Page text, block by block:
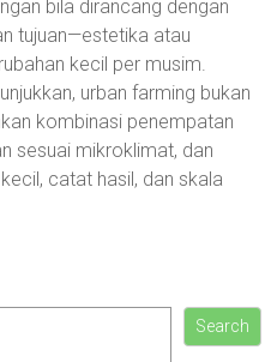
bila dirancang dengan
tujuan—estetika atau
kecil per musim.
urban farming bukan
kombinasi penempatan
sesuai mikroklimat, dan
catat hasil, dan skala
Search